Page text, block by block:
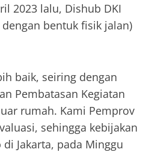
2023 lalu, Dishub DKI
bentuk fisik jalan)
baik, seiring dengan
Pembatasan Kegiatan
rumah. Kami Pemprov
sehingga kebijakan
Jakarta, pada Minggu